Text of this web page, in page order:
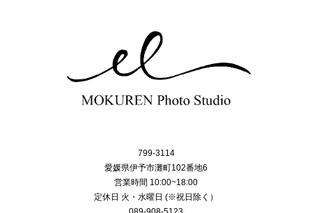
799-3114
愛媛県伊予市灘町102番地6
営業時間 10:00~18:00
定休日 火・水曜日 (※祝日除く）